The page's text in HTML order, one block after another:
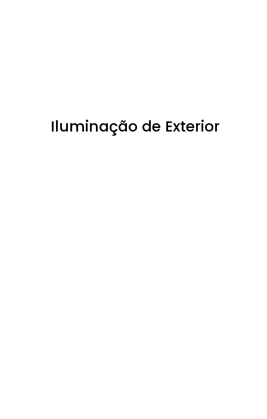
Iluminação de Exterior